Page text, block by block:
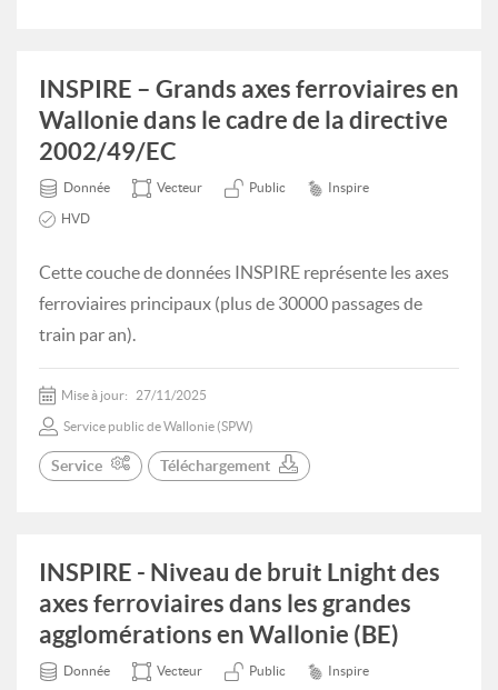
INSPIRE – Grands axes ferroviaires en
Wallonie dans le cadre de la directive
2002/49/EC
Donnée Vecteur Public Inspire
HVD
Cette couche de données INSPIRE représente les axes
ferroviaires principaux (plus de 30000 passages de
train par an).
Mise à jour: 27/11/2025
Service public de Wallonie (SPW)
Service Téléchargement
INSPIRE - Niveau de bruit Lnight des
axes ferroviaires dans les grandes
agglomérations en Wallonie (BE)
Donnée Vecteur Public Inspire